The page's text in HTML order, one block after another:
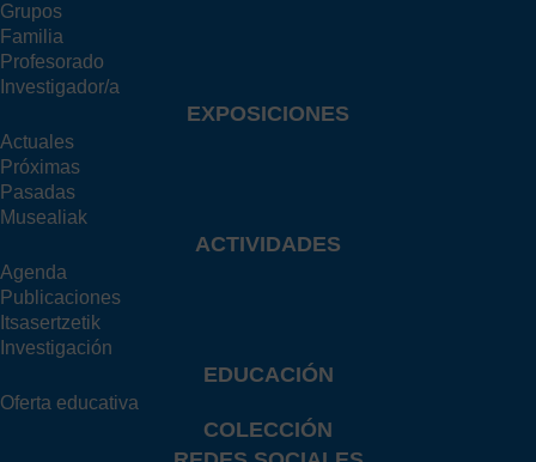
Grupos
Familia
Profesorado
Investigador/a
EXPOSICIONES
Actuales
Próximas
Pasadas
Musealiak
ACTIVIDADES
Agenda
Publicaciones
Itsasertzetik
Investigación
EDUCACIÓN
Oferta educativa
COLECCIÓN